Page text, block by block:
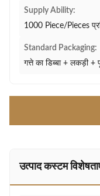
Supply Ability:
1000 Piece/Pieces
Standard Packaging:
गत्ते का डिब्बा + लकड़ी
उत्पाद कस्टम